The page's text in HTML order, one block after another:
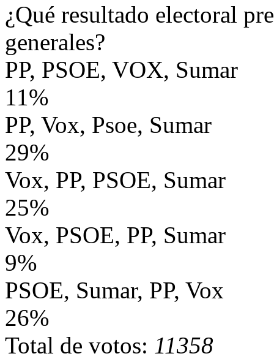
¿Qué resultado electoral
generales?
PP, PSOE, VOX, Sumar
11%
PP, Vox, Psoe, Sumar
29%
Vox, PP, PSOE, Sumar
25%
Vox, PSOE, PP, Sumar
9%
PSOE, Sumar, PP, Vox
26%
Total de votos: 11358